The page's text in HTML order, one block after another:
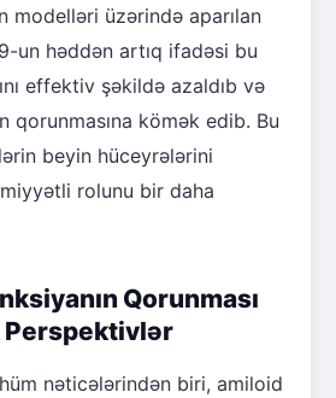
modelləri üzərində aparılan
un həddən artıq ifadəsi bu
effektiv şəkildə azaldıb və
qorunmasına kömək edib. Bu
beyin hüceyrələrini
rolunu bir daha
Qorunması
Perspektivlər
nəticələrindən biri, amiloid